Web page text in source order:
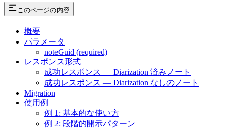
このページの内容
概要
パラメータ
noteGuid (required)
レスポンス形式
成功レスポンス — Diarization 済みノート
成功レスポンス — Diarization なしのノート
Migration
使用例
例 1: 基本的な使い方
例 2: 段階的開示パターン